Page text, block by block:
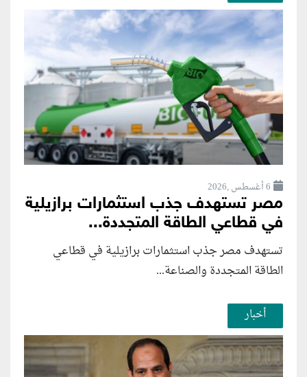
6 أغسطس ,2026
مصر تستهدف جذب استثمارات برازيلية
في قطاعي الطاقة المتجددة...
تستهدف مصر جذب استثمارات برازيلية في قطاعي
الطاقة المتجددة والصناعة...
أخبار